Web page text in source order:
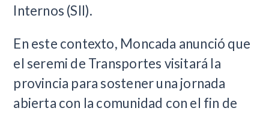
Internos (SII).
En este contexto, Moncada anunció que
el seremi de Transportes visitará la
provincia para sostener una jornada
abierta con la comunidad con el fin de